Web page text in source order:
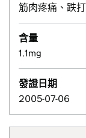
筋肉疼痛、跌
含量
1.1mg
發證日期
2005-07-06